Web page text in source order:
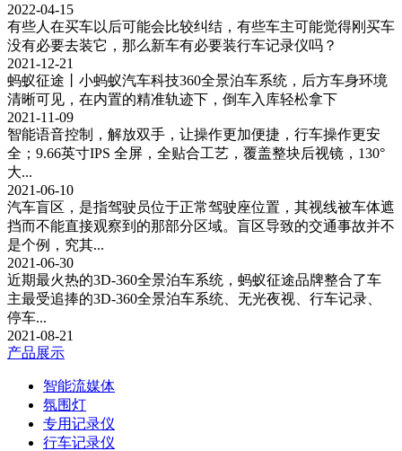
2022-04-15
有些人在买车以后可能会比较纠结，有些车主可能觉得刚买车
没有必要去装它，那么新车有必要装行车记录仪吗？
2021-12-21
蚂蚁征途丨小蚂蚁汽车科技360全景泊车系统，后方车身环境
清晰可见，在内置的精准轨迹下，倒车入库轻松拿下
2021-11-09
智能语音控制，解放双手，让操作更加便捷，行车操作更安
全；9.66英寸IPS 全屏，全贴合工艺，覆盖整块后视镜，130°
大...
2021-06-10
汽车盲区，是指驾驶员位于正常驾驶座位置，其视线被车体遮
挡而不能直接观察到的那部分区域。盲区导致的交通事故并不
是个例，究其...
2021-06-30
近期最火热的3D-360全景泊车系统，蚂蚁征途品牌整合了车
主最受追捧的3D-360全景泊车系统、无光夜视、行车记录、
停车...
2021-08-21
产品展示
智能流媒体
氛围灯
专用记录仪
行车记录仪